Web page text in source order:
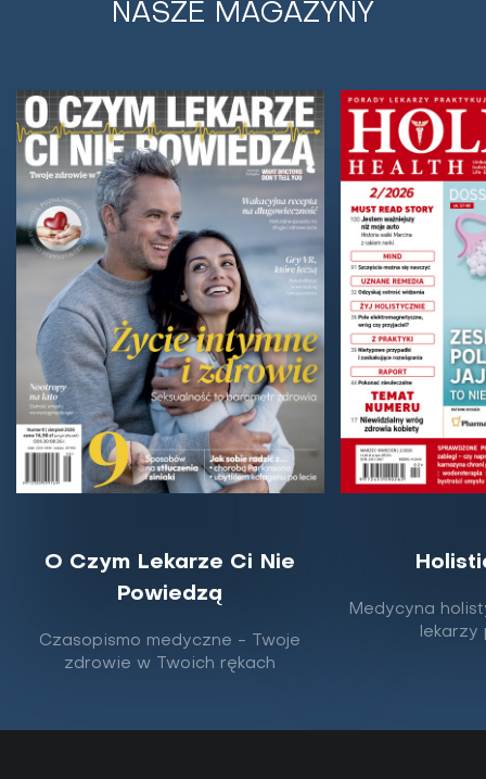
NASZE MAGAZYNY
O Czym Lekarze Ci Nie
Powiedzą
Czasopismo medyczne - Twoje
zdrowie w Twoich rękach
Medycyna
lekarzy